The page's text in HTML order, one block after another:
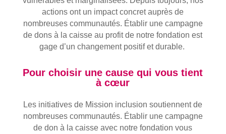
actions ont un impact concret auprès de
nombreuses communautés. Établir une campagne
de dons à la caisse au profit de notre fondation est
gage d’un changement positif et durable.
Pour choisir une cause qui vous tient
à cœur
Les initiatives de Mission inclusion soutiennent de
nombreuses communautés. Établir une campagne
de don à la caisse avec notre fondation vous